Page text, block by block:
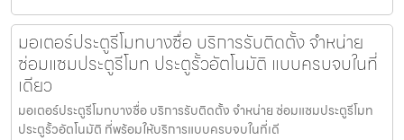
มอเตอร์ประตูรีโมทบางซื่อ บริการรับติดตั้ง จำหน่าย
ซ่อมแซมประตูรีโมท ประตูรั้วอัตโนมัติ แบบครบจบในที่
เดียว
มอเตอร์ประตูรีโมทบางซื่อ บริการรับติดตั้ง จำหน่าย ซ่อมแซมประตูรีโมท
ประตูรั้วอัตโนมัติ ที่พร้อมให้บริการแบบครบจบในที่เดี